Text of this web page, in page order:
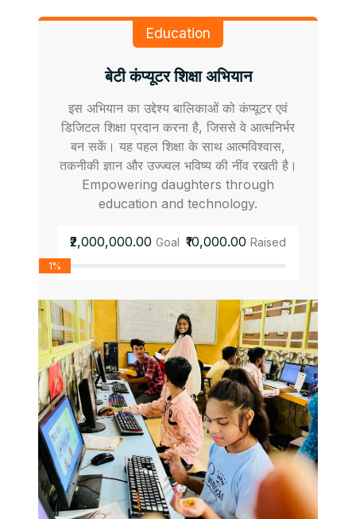
Education
बेटी कंप्यूटर शिक्षा अभियान
इस अभियान का उद्देश्य बालिकाओं को कंप्यूटर एवं
डिजिटल शिक्षा प्रदान करना है, जिससे वे आत्मनिर्भर
बन सकें। यह पहल शिक्षा के साथ आत्मविश्वास,
तकनीकी ज्ञान और उज्ज्वल भविष्य की नींव रखती है।
Empowering daughters through
education and technology.
₹2,000,000.00 Goal ₹10,000.00 Raised
1%